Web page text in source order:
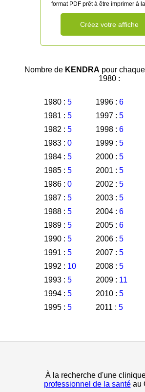
format PDF prêt à être imprimer à
Créez votre affiche
Nombre de KENDRA pour
1980 :
1980 : 5
1981 : 5
1982 : 5
1983 : 0
1984 : 5
1985 : 5
1986 : 0
1987 : 5
1988 : 5
1989 : 5
1990 : 5
1991 : 5
1992 : 10
1993 : 5
1994 : 5
1995 : 5
1996 : 6
1997 : 5
1998 : 6
1999 : 5
2000 : 5
2001 : 5
2002 : 5
2003 : 5
2004 : 6
2005 : 6
2006 : 5
2007 : 5
2008 : 5
2009 : 11
2010 : 5
2011 : 5
À la recherche d'une
professionnel de la santéau